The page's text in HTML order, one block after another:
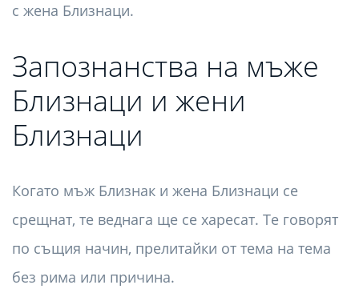
с жена Близнаци.
Запознанства на мъже
Близнаци и жени
Близнаци
Когато мъж Близнак и жена Близнаци се
срещнат, те веднага ще се харесат. Те говорят
по същия начин, прелитайки от тема на тема
без рима или причина.